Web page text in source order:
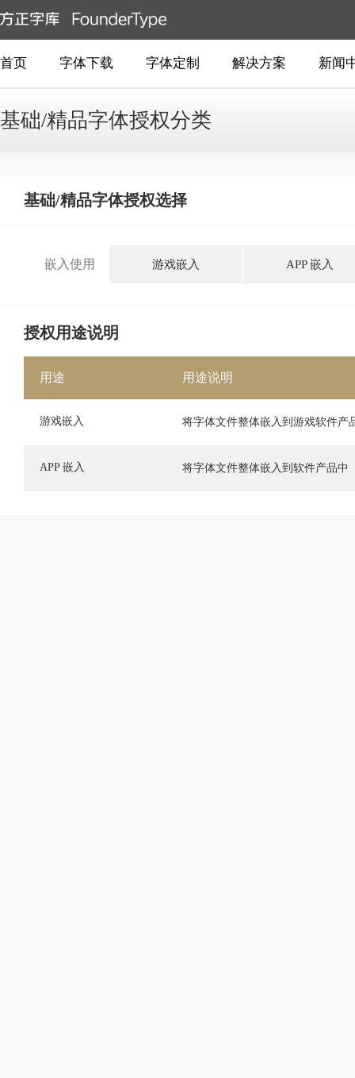
首页 字体下载 字体定制 解决方案 新闻
基础/精品字体授权分类
基础/精品字体授权选择
嵌入使用 游戏嵌入 APP 嵌入
授权用途说明
用途 用途说明
游戏嵌入 将字体文件整体嵌入到游戏软件产
APP 嵌入 将字体文件整体嵌入到软件产品中